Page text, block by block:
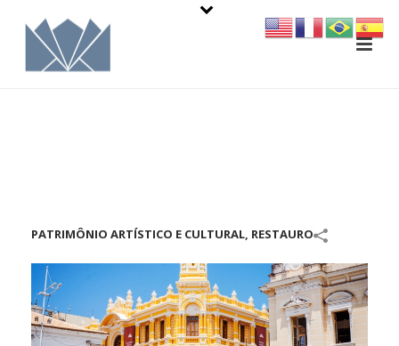
PATRIMÔNIO ARTÍSTICO E CULTURAL, RESTAURO